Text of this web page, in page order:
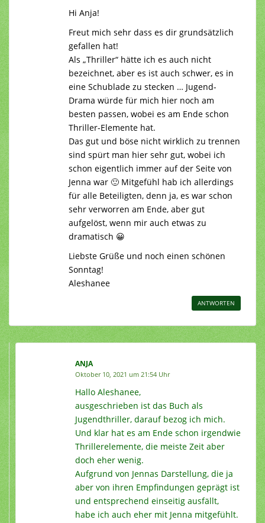
Hi Anja!
Freut mich sehr dass es dir grundsätzlich
gefallen hat!
Als „Thriller“ hätte ich es auch nicht
bezeichnet, aber es ist auch schwer, es in
eine Schublade zu stecken … Jugend-
Drama würde für mich hier noch am
besten passen, wobei es am Ende schon
Thriller-Elemente hat.
Das gut und böse nicht wirklich zu trennen
sind spürt man hier sehr gut, wobei ich
schon eigentlich immer auf der Seite von
Jenna war 🙂 Mitgefühl hab ich allerdings
für alle Beteiligten, denn ja, es war schon
sehr verworren am Ende, aber gut
aufgelöst, wenn mir auch etwas zu
dramatisch 😀
Liebste Grüße und noch einen schönen
Sonntag!
Aleshanee
ANTWORTEN
ANJA
Oktober 10, 2021 um 21:54 Uhr
Hallo Aleshanee,
ausgeschrieben ist das Buch als
Jugendthriller, darauf bezog ich mich.
Und klar hat es am Ende schon irgendwie
Thrillerelemente, die meiste Zeit aber
doch eher wenig.
Aufgrund von Jennas Darstellung, die ja
aber von ihren Empfindungen geprägt ist
und entsprechend einseitig ausfällt,
habe ich auch eher mit Jenna mitgefühlt.